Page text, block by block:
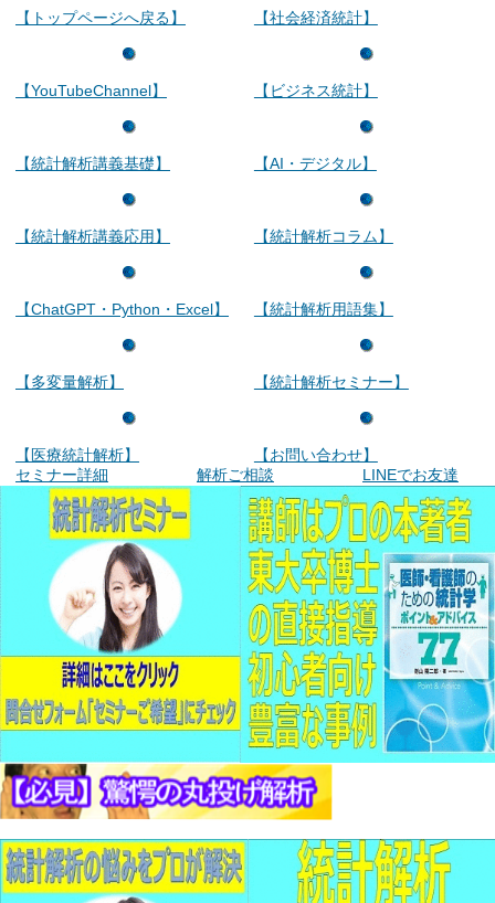
【トップページへ戻る】
【YouTubeChannel】
【統計解析講義基礎】
【統計解析講義応用】
【ChatGPT・Python・Excel】
【多変量解析】
【医療統計解析】
【社会経済統計】
【ビジネス統計】
【AI・デジタル】
【統計解析コラム】
【統計解析用語集】
【統計解析セミナー】
【お問い合わせ】
セミナー詳細
解析ご相談 LINEでお友達